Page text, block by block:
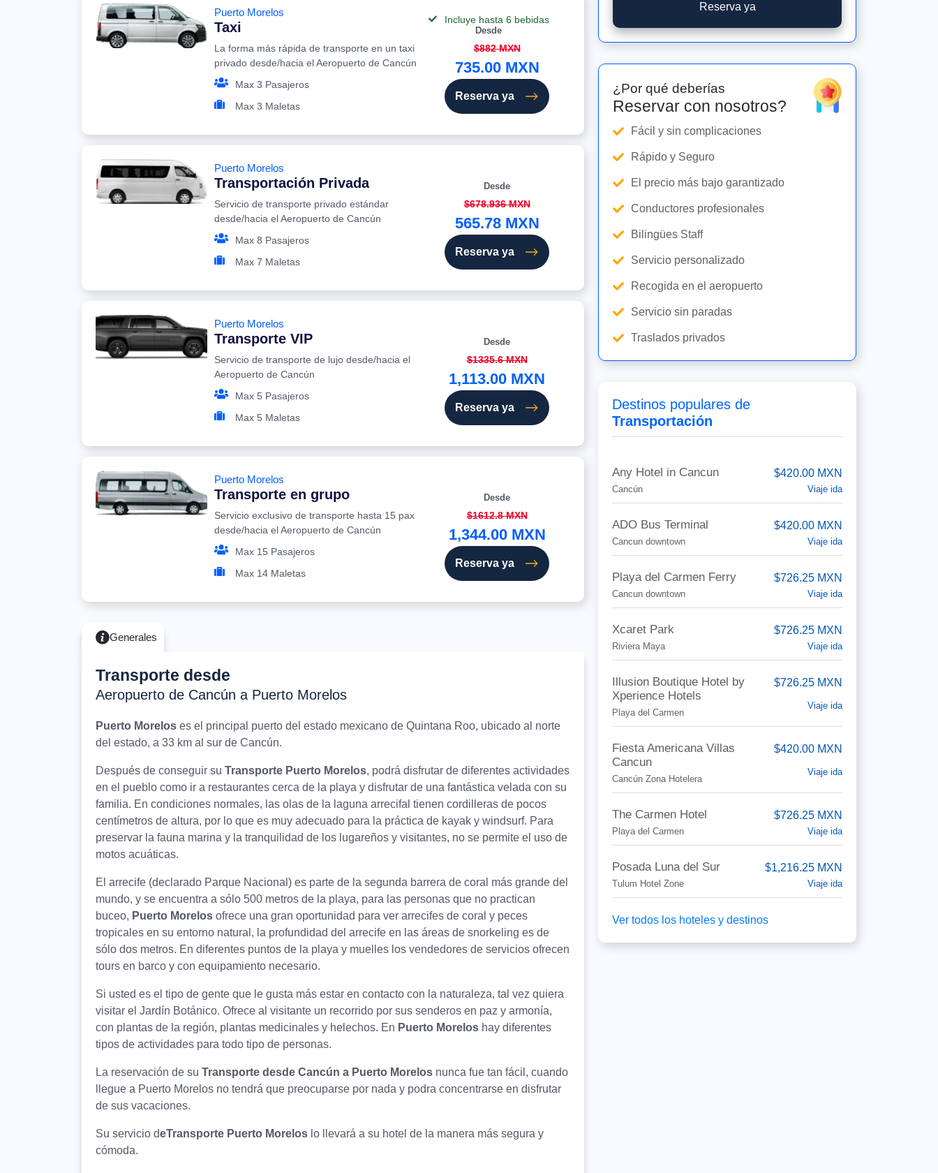
Reserva ya
¿Por qué deberías
Reservar con nosotros?
Fácil y sin complicaciones
Rápido y Seguro
El precio más bajo garantizado
Conductores profesionales
Bilingües Staff
Servicio personalizado
Recogida en el aeropuerto
Servicio sin paradas
Traslados privados
Destinos populares de
Transportación
Any Hotel in Cancun
Cancún
$420.00 MXN
Viaje ida
ADO Bus Terminal
Cancun downtown
$420.00 MXN
Viaje ida
Playa del Carmen Ferry
Cancun downtown
$726.25 MXN
Viaje ida
Xcaret Park
Riviera Maya
$726.25 MXN
Viaje ida
Illusion Boutique Hotel by
Xperience Hotels
Playa del Carmen
$726.25 MXN
Viaje ida
Fiesta Americana Villas
Cancun
Cancún Zona Hotelera
$420.00 MXN
Viaje ida
The Carmen Hotel
Playa del Carmen
$726.25 MXN
Viaje ida
Posada Luna del Sur
Tulum Hotel Zone
$1,216.25 MXN
Viaje ida
Ver todos los hoteles y destinos
Puerto Morelos
Taxi Incluye hasta 6 bebidas
Desde
La forma más rápida de transporte en un taxi
privado desde/hacia el Aeropuerto de Cancún
Max 3 Pasajeros
Max 3 Maletas
$882 MXN
735.00 MXN
Reserva ya
Puerto Morelos
Transportación Privada Desde
Servicio de transporte privado estándar
desde/hacia el Aeropuerto de Cancún
Max 8 Pasajeros
Max 7 Maletas
$678.936 MXN
565.78 MXN
Reserva ya
Puerto Morelos
Transporte VIP Desde
Servicio de transporte de lujo desde/hacia el
Aeropuerto de Cancún
Max 5 Pasajeros
Max 5 Maletas
$1335.6 MXN
1,113.00 MXN
Reserva ya
Puerto Morelos
Transporte en grupo Desde
Servicio exclusivo de transporte hasta 15 pax
desde/hacia el Aeropuerto de Cancún
Max 15 Pasajeros
Max 14 Maletas
$1612.8 MXN
1,344.00 MXN
Reserva ya
Generales
Transporte desde
Aeropuerto de Cancún a Puerto Morelos
Puerto Morelos es el principal puerto del estado mexicano de Quintana Roo, ubicado al norte
del estado, a 33 km al sur de Cancún.
Después de conseguir su Transporte Puerto Morelos, podrá disfrutar de diferentes actividades
en el pueblo como ir a restaurantes cerca de la playa y disfrutar de una fantástica velada con su
familia. En condiciones normales, las olas de la laguna arrecifal tienen cordilleras de pocos
centímetros de altura, por lo que es muy adecuado para la práctica de kayak y windsurf. Para
preservar la fauna marina y la tranquilidad de los lugareños y visitantes, no se permite el uso de
motos acuáticas.
El arrecife (declarado Parque Nacional) es parte de la segunda barrera de coral más grande del
mundo, y se encuentra a sólo 500 metros de la playa, para las personas que no practican
buceo, Puerto Morelos ofrece una gran oportunidad para ver arrecifes de coral y peces
tropicales en su entorno natural, la profundidad del arrecife en las áreas de snorkeling es de
sólo dos metros. En diferentes puntos de la playa y muelles los vendedores de servicios ofrecen
tours en barco y con equipamiento necesario.
Si usted es el tipo de gente que le gusta más estar en contacto con la naturaleza, tal vez quiera
visitar el Jardín Botánico. Ofrece al visitante un recorrido por sus senderos en paz y armonía,
con plantas de la región, plantas medicinales y helechos. En Puerto Morelos hay diferentes
tipos de actividades para todo tipo de personas.
La reservación de su Transporte desde Cancún a Puerto Morelos nunca fue tan fácil, cuando
llegue a Puerto Morelos no tendrá que preocuparse por nada y podra concentrarse en disfrutar
de sus vacaciones.
Su servicio deTransporte Puerto Morelos lo llevará a su hotel de la manera más segura y
cómoda.